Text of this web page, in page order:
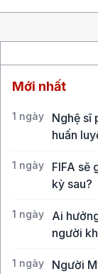
Mới nhất
1 ngày
Nghệ sĩ
huấn
1 ngày
FIFA sẽ
kỳ sau?
1 ngày
Ai
người
1 ngày Người